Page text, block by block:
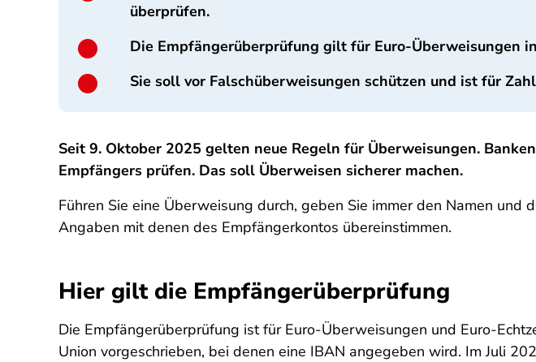
überprüfen.
Die Empfängerüberprüfung gilt für Euro-Überweisungen
Sie soll vor Falschüberweisungen schützen und ist für
Seit 9. Oktober 2025 gelten neue Regeln für Überweisungen.
Empfängers prüfen. Das soll Überweisen sicherer machen.
Führen Sie eine Überweisung durch, geben Sie immer den Namen
Angaben mit denen des Empfängerkontos übereinstimmen.
Hier gilt die Empfängerüberprüfung
Die Empfängerüberprüfung ist für Euro-Überweisungen und Euro-
Union vorgeschrieben, bei denen eine IBAN angegeben wird. Im Juli